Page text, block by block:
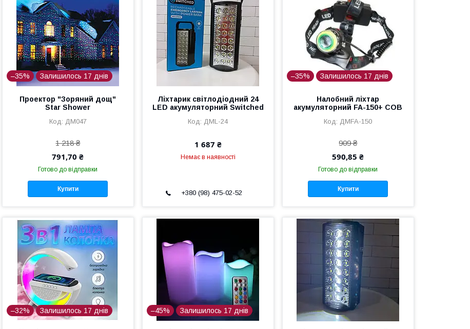
–35% Залишилось 17 днів
Проектор "Зоряний дощ"
Star Shower
ДМ047
1 218 ₴
791,70 ₴
Готово до відправки
Купити
Ліхтарик світлодіодний 24
LED акумуляторний Switched
ДМL-24
1 687 ₴
Немає в наявності
+380 (98) 475-02-52
–35% Залишилось 17 днів
Налобний ліхтар
акумуляторний FA-150+ COB
ДМFA-150
909 ₴
590,85 ₴
Готово до відправки
Купити
–32% Залишилось 17 днів –45% Залишилось 17 днів